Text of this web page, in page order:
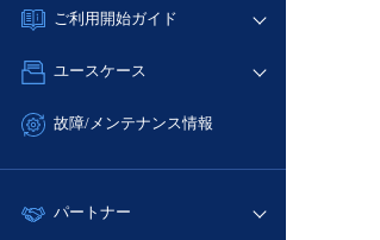
IoT
サポート
管理機能
ネットワーク
IoT
サポート
管理機能
すべてのメニューを見る
料金シミュレーター
クラウド/サーバー
ネットワーク
サポート
ご利用開始ガイド
■ 管理機能
- 初期設定・確認
ユースケース
- バックアップ
- IoT
故障/メンテナンス情報
サービス稼働状況
故障/メンテナンス履歴
パートナー